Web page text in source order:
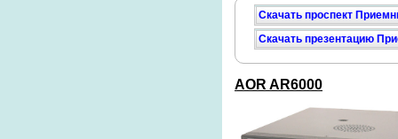
Скачать проспект
Скачать презентацию
AOR AR6000